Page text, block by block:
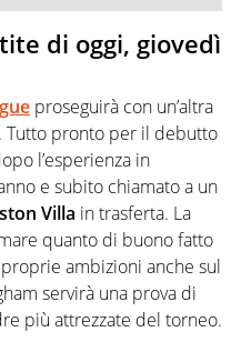
di oggi, giovedì
proseguirà con un’altra
Tutto pronto per il debutto
l’esperienza in
e subito chiamato a un
Villa in trasferta. La
quanto di buono fatto
ambizioni anche sul
servirà una prova di
più attrezzate del torneo.